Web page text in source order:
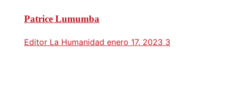
Patrice Lumumba
Editor La Humanidad enero 17, 2023 3